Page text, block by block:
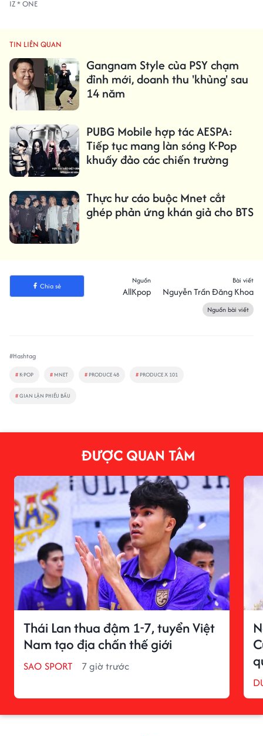
IZ * ONE
TIN LIÊN QUAN
Gangnam Style của PSY chạm
đỉnh mới, doanh thu 'khủng' sau
14 năm
PUBG Mobile hợp tác AESPA:
Tiếp tục mang làn sóng K-Pop
khuấy đảo các chiến trường
Thực hư cáo buộc Mnet cắt
ghép phản ứng khán giả cho BTS
Chia sẻ
Nguồn
AllKpop
Bài viết
Nguyễn Trần Đăng Khoa
Nguồn bài viết
#Hashtag
# K-POP # MNET # PRODUCE 48 # PRODUCE X 101
#GIAN LẬN PHIẾU BẦU
ĐƯỢC QUAN TÂM
Thái Lan thua đậm 1-7, tuyển Việt
Nam tạo địa chấn thế giới
SAO SPORT 7 giờ trước